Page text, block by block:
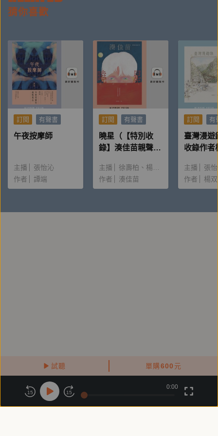
試聽 單購600 元
◎品格教育最佳教材：品格教育需要走進孩子的生
選，更貼近孩子的生活。
本書特色
1. 三十年來上人透過「靜思語」的開釋，讓許多
話語的普及和傳遞影響了許許多多人的生活。值此三十
周年，此套書的精選集結，以及面市推廣，更顯得紀念
意義非凡。
2. 上人曾提醒，能將好話付諸行動才是妙法。
｜作者簡介｜
猜你喜歡
訂閱 有聲書
午夜按摩師
主播
張怡沁
作者
譚端
訂閱 有聲書
曉星（【特別收
錄】湊佳苗親聲朗
主播 徐壽柏
楊雅淳
作者
湊佳苗
訂閱 有
臺灣漫遊
收錄作者
主播
張
作者
楊
關於鏡好聽
商務合作 付費條款 會員條款
15 15
0:00